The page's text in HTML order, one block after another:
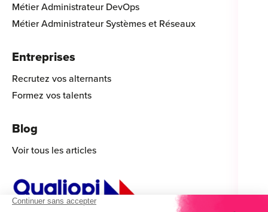
Métier Administrateur DevOps
Métier Administrateur Systèmes et Réseaux
Entreprises
Recrutez vos alternants
Formez vos talents
Blog
Voir tous les articles